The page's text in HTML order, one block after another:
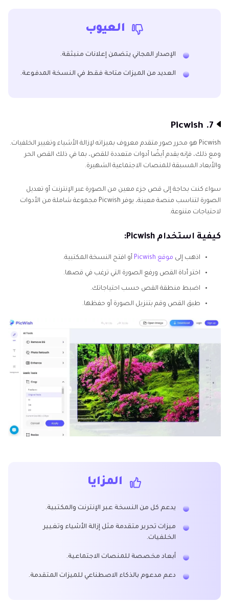
العيوب
الإصدار المجاني يتضمن إعلانات منبثقة.
العديد من الميزات متاحة فقط في النسخة المدفوعة.
7. Picwish
Picwish هو محرر صور متقدم معروف بميزاته لإزالة الأشياء وتغيير الخلفيات.
ومع ذلك، فإنه يقدم أيضًا أدوات متعددة للقص، بما في ذلك القص الحر
والأبعاد المسبقة للمنصات الاجتماعية الشهيرة.
سواء كنت بحاجة إلى قص جزء معين من الصورة عبر الإنترنت أو تعديل
الصورة لتناسب منصة معينة، يوفر Picwish مجموعة شاملة من الأدوات
لاحتياجات متنوعة.
كيفية استخدام Picwish:
اذهب إلى موقع Picwish أو افتح النسخة المكتبية.
اختر أداة القص ورفع الصورة التي ترغب في قصها.
اضبط منطقة القص حسب احتياجاتك.
طبق القص وقم بتنزيل الصورة أو حفظها.
المزايا
يدعم كل من النسخة عبر الإنترنت والمكتبية.
ميزات تحرير متقدمة مثل إزالة الأشياء وتغيير
الخلفيات.
أبعاد مخصصة للمنصات الاجتماعية.
دعم مدعوم بالذكاء الاصطناعي للميزات المتقدمة.